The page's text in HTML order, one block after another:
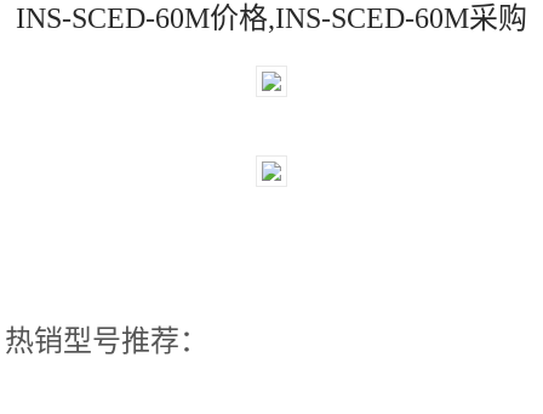
INS-SCED-60M价格,INS-SCED-60M采购
热销型号推荐：